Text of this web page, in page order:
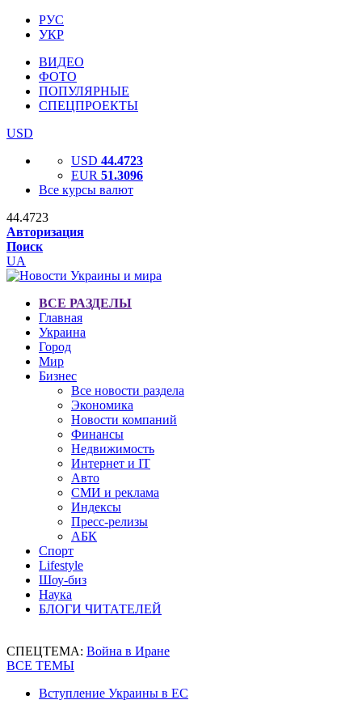
РУС
УКР
ВИДЕО
ФОТО
ПОПУЛЯРНЫЕ
СПЕЦПРОЕКТЫ
USD
USD 44.4723
EUR 51.3096
Все курсы валют
44.4723
Авторизация
Поиск
UA
ВСЕ РАЗДЕЛЫ
Главная
Украина
Город
Мир
Бизнес
Все новости раздела
Экономика
Новости компаний
Финансы
Недвижимость
Интернет и IT
Авто
СМИ и реклама
Индексы
Пресс-релизы
АБК
Спорт
Lifestyle
Шоу-биз
Наука
БЛОГИ ЧИТАТЕЛЕЙ
СПЕЦТЕМА: Война в Иране
ВСЕ ТЕМЫ
Вступление Украины в ЕС